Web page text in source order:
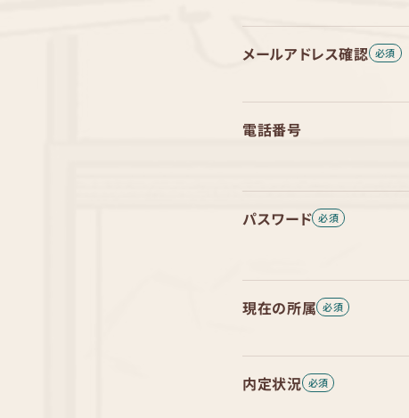
メールアドレス確認
電話番号
パスワード
現在の所属
内定状況